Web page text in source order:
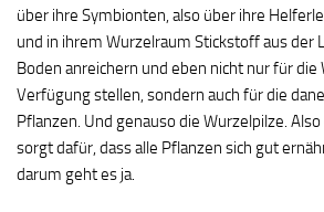
über ihre Symbionten, also über ihre
und in ihrem Wurzelraum Stickstoff aus der
Boden anreichern und eben nicht nur für
Verfügung stellen, sondern auch für die
Pflanzen. Und genauso die Wurzelpilze.
sorgt dafür, dass alle Pflanzen sich gut
darum geht es ja.